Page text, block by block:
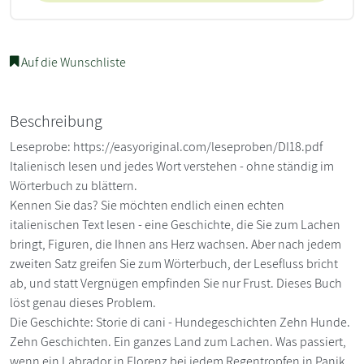
Auf die Wunschliste
Beschreibung
Leseprobe: https://easyoriginal.com/leseproben/DI18.pdf
Italienisch lesen und jedes Wort verstehen - ohne ständig im
Wörterbuch zu blättern.
Kennen Sie das? Sie möchten endlich einen echten
italienischen Text lesen - eine Geschichte, die Sie zum Lachen
bringt, Figuren, die Ihnen ans Herz wachsen. Aber nach jedem
zweiten Satz greifen Sie zum Wörterbuch, der Lesefluss bricht
ab, und statt Vergnügen empfinden Sie nur Frust. Dieses Buch
löst genau dieses Problem.
Die Geschichte: Storie di cani - Hundegeschichten Zehn Hunde.
Zehn Geschichten. Ein ganzes Land zum Lachen. Was passiert,